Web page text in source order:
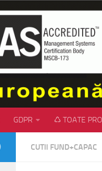
GDPR ♺ TOATE
CUTII FUND+CAPAC